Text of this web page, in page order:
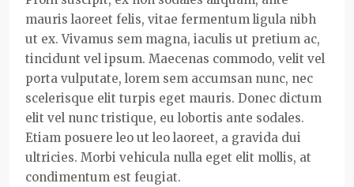
mauris laoreet felis, vitae fermentum ligula nibh
ut ex. Vivamus sem magna, iaculis ut pretium ac,
tincidunt vel ipsum. Maecenas commodo, velit vel
porta vulputate, lorem sem accumsan nunc, nec
scelerisque elit turpis eget mauris. Donec dictum
elit vel nunc tristique, eu lobortis ante sodales.
Etiam posuere leo ut leo laoreet, a gravida dui
ultricies. Morbi vehicula nulla eget elit mollis, at
condimentum est feugiat.